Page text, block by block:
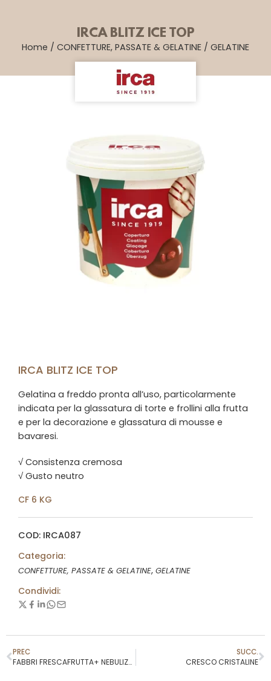
IRCA BLITZ ICE TOP
Home / CONFETTURE, PASSATE & GELATINE / GELATINE
IRCA BLITZ ICE TOP
Gelatina a freddo pronta all’uso, particolarmente
indicata per la glassatura di torte e frollini alla frutta
e per la decorazione e glassatura di mousse e
bavaresi.
√ Consistenza cremosa
√ Gusto neutro
CF 6 KG
COD: IRCA087
Categoria:
CONFETTURE, PASSATE & GELATINE, GELATINE
Condividi:
PREC
FABBRI FRESCAFRUTTA+ NEBULIZZATORE SPRAY
SUCC.
CRESCO CRISTALINE